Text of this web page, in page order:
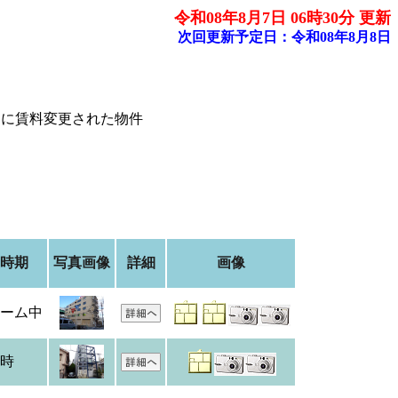
令和08年8月7日 06時30分 更新
次回更新予定日：令和08年8月8日
賃料変更された物件
期 写真画像 詳細 画像
ム中